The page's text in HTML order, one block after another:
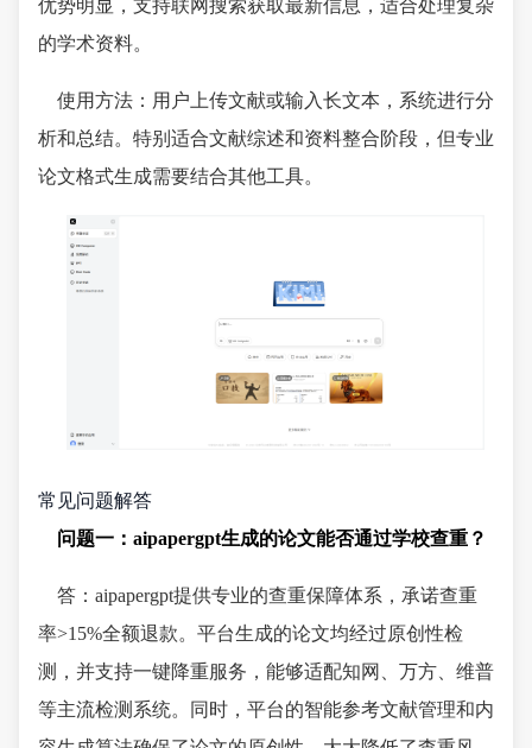
优势明显，支持联网搜索获取最新信息，适合处理复杂
的学术资料。
使用方法：用户上传文献或输入长文本，系统进行分
析和总结。特别适合文献综述和资料整合阶段，但专业
论文格式生成需要结合其他工具。
常见问题解答
问题一：aipapergpt生成的论文能否通过学校查重？
答：aipapergpt提供专业的查重保障体系，承诺查重
率>15%全额退款。平台生成的论文均经过原创性检
测，并支持一键降重服务，能够适配知网、万方、维普
等主流检测系统。同时，平台的智能参考文献管理和内